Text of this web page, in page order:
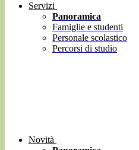
Servizi
Panoramica
Famiglie e studenti
Personale scolastico
Percorsi di studio
Novità